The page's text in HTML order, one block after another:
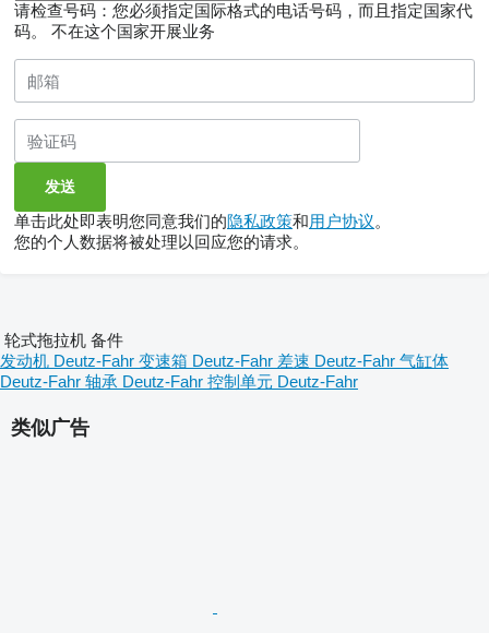
请检查号码：您必须指定国际格式的电话号码，而且指定国家代
码。
不在这个国家开展业务
单击此处即表明您同意我们的隐私政策和用户协议。
您的个人数据将被处理以回应您的请求。
类似广告
轮式拖拉机 备件
发动机 Deutz-Fahr 变速箱 Deutz-Fahr 差速 Deutz-Fahr 气缸体
Deutz-Fahr 轴承 Deutz-Fahr 控制单元 Deutz-Fahr